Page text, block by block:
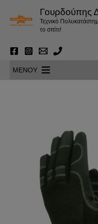
περιεχόμενο
Γουρδούπης
Τεχνικό
το σπίτι!
MENOY